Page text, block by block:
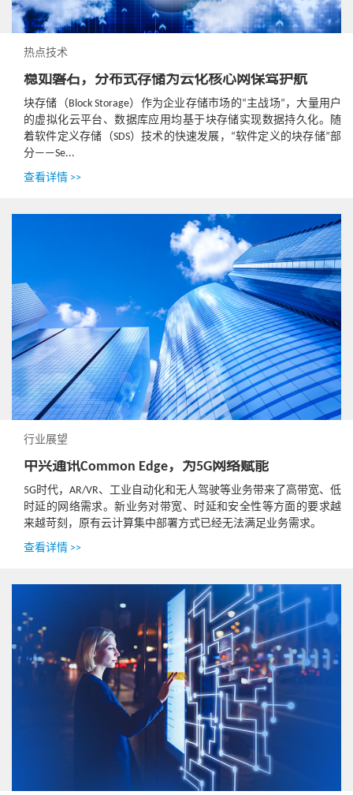
热点技术
稳如磐石，分布式存储为云化核心网保驾护航
块存储（Block Storage）作为企业存储市场的“主战场”，大量用户
的虚拟化云平台、数据库应用均基于块存储实现数据持久化。随
着软件定义存储（SDS）技术的快速发展，“软件定义的块存储”部
分——Se...
查看详情 >>
行业展望
中兴通讯Common Edge，为5G网络赋能
5G时代，AR/VR、工业自动化和无人驾驶等业务带来了高带宽、低
时延的网络需求。新业务对带宽、时延和安全性等方面的要求越
来越苛刻，原有云计算集中部署方式已经无法满足业务需求。
查看详情 >>